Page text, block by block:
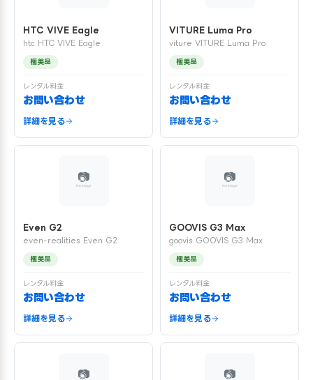
HTC VIVE Eagle
htc HTC VIVE Eagle
極美品
レンタル料金
お問い合わせ
詳細を見る
VITURE Luma Pro
viture VITURE Luma Pro
極美品
レンタル料金
お問い合わせ
詳細を見る
Even G2
even-realities Even G2
極美品
レンタル料金
お問い合わせ
詳細を見る
GOOVIS G3 Max
goovis GOOVIS G3 Max
極美品
レンタル料金
お問い合わせ
詳細を見る